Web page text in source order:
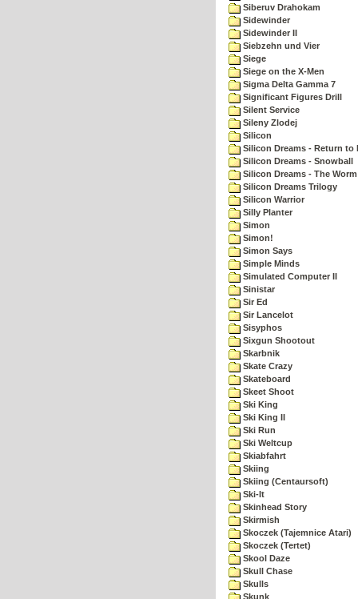
Siberuv Drahokam
Sidewinder
Sidewinder II
Siebzehn und Vier
Siege
Siege on the X-Men
Sigma Delta Gamma 7
Significant Figures Drill
Silent Service
Sileny Zlodej
Silicon
Silicon Dreams - Return to
Silicon Dreams - Snowball
Silicon Dreams - The
Silicon Dreams Trilogy
Silicon Warrior
Silly Planter
Simon
Simon!
Simon Says
Simple Minds
Simulated Computer II
Sinistar
Sir Ed
Sir Lancelot
Sisyphos
Sixgun Shootout
Skarbnik
Skate Crazy
Skateboard
Skeet Shoot
Ski King
Ski King II
Ski Run
Ski Weltcup
Skiabfahrt
Skiing
Skiing (Centaursoft)
Ski-It
Skinhead Story
Skirmish
Skoczek (Tajemnice Atari)
Skoczek (Tertet)
Skool Daze
Skull Chase
Skulls
Skunk